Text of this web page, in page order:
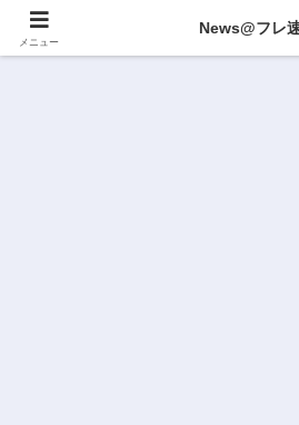
メニュー
News@フレ